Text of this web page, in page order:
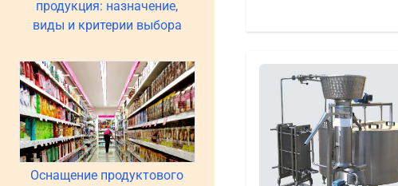
продукция: назначение,
виды и критерии выбора
Оснащение продуктового